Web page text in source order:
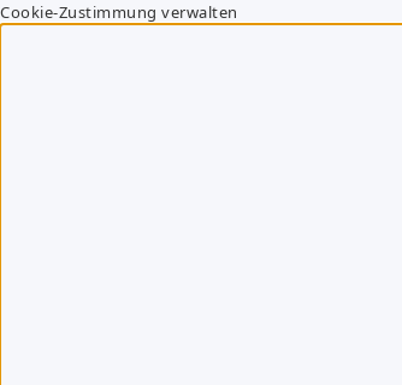
Cookie-Zustimmung verwalten